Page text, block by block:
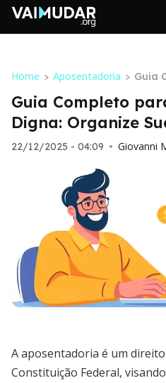
Home > Aposentadoria > Guia
ria
s
Guia Completo
Digna: Organize
22/12/2025 - 04:09 • Giovanni
A aposentadoria é um
Constituição Federal,